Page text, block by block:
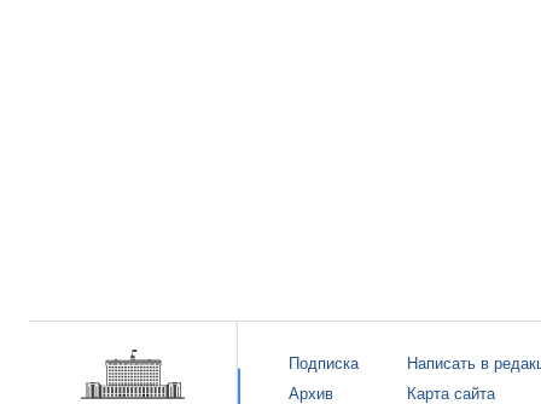
Подписка
Архив
Написать в
Карта сайта